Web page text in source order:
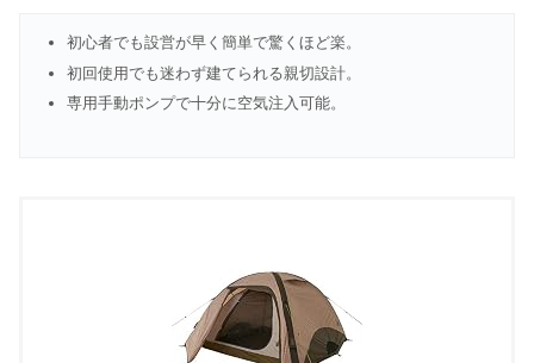
初心者でも設営が早く簡単で驚くほど楽。
初回使用でも迷わず建てられる親切設計。
専用手動ポンプで十分に空気注入可能。